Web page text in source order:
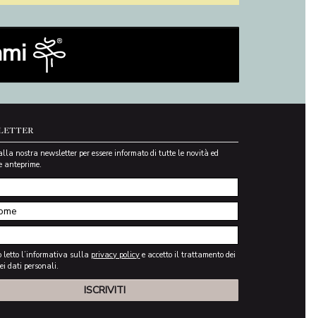
nostra newsletter per essere informato di tutte le novità ed
anteprime.
letto l’informativa sulla privacy policy e accetto il trattamento dei
dati personali.